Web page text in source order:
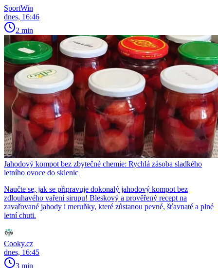
SportWin
dnes, 16:46
2 min
Jahodový kompot bez zbytečné chemie: Rychlá zásoba sladkého
letního ovoce do sklenic
Naučte se, jak se připravuje dokonalý jahodový kompot bez
zdlouhavého vaření sirupu! Bleskový a prověřený recept na
zavařované jahody i meruňky, které zůstanou pevné, šťavnaté a plné
letní chuti.
Cooky.cz
dnes, 16:45
3 min